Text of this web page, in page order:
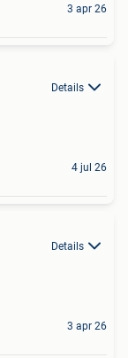
3 apr 26
Details
4 jul 26
Details
3 apr 26